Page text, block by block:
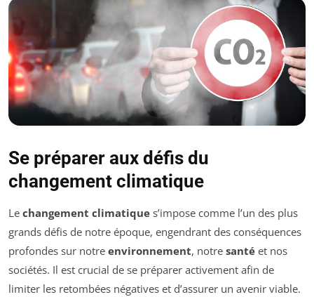
Se préparer aux défis du
changement climatique
Le changement climatique s’impose comme l’un des plus
grands défis de notre époque, engendrant des conséquences
profondes sur notre environnement, notre santé et nos
sociétés. Il est crucial de se préparer activement afin de
limiter les retombées négatives et d’assurer un avenir viable.